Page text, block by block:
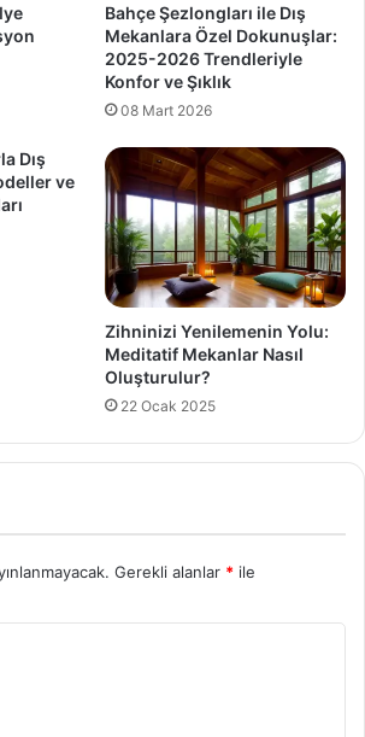
Bahçe Şezlongları ile Dış
Mekanlara Özel Dokunuşlar:
2025-2026 Trendleriyle
Konfor ve Şıklık
08 Mart 2026
Dış
ve
Zihninizi Yenilemenin Yolu:
Meditatif Mekanlar Nasıl
Oluşturulur?
22 Ocak 2025
Gerekli alanlar * ile